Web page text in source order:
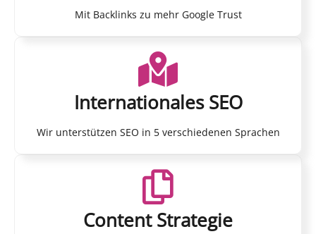
Mit Backlinks zu mehr Google Trust
Internationales SEO
Wir unterstützen SEO in 5 verschiedenen Sprachen
Content Strategie